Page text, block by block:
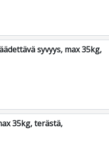
syvyys, max 35kg,
35kg, terästä,